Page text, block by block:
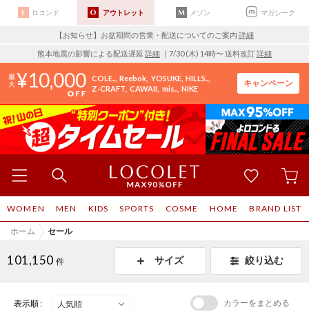
ロコンド アウトレット メゾン マガシーク
【お知らせ】お盆期間の営業・配送についてのご案内 詳細
熊本地震の影響による配送遅延 詳細 ｜7/30 (木) 14時〜 送料改訂詳細
10,000 COLE.. Reebok YOSUKE HILLS..
Z-CRAFT CAWAII mis.. NIKE
キャンペーン
WOMEN MEN KIDS SPORTS COSME HOME BRAND LIST
ホーム セール
101,150 件 サイズ 絞り込む
表示順 : カラーをまとめる